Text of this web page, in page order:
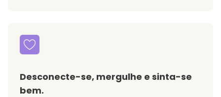
Desconecte-se, mergulhe e sinta-se
bem.